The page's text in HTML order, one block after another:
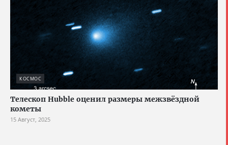
КОСМОС
Телескоп Hubble оценил размеры межзвёздной
кометы
15 Август, 2025